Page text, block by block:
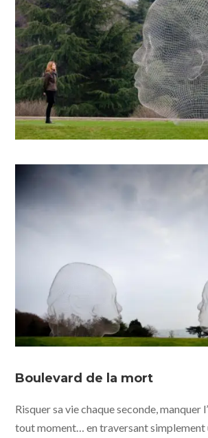
Boulevard de la mort
Risquer sa vie chaque seconde, manquer
tout moment… en traversant simplement